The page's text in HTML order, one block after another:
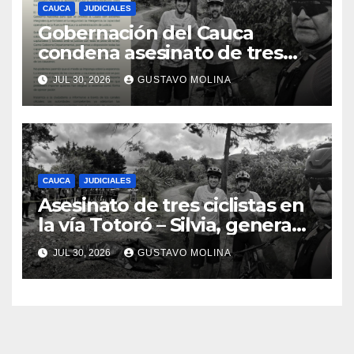
CAUCA JUDICIALES
Gobernación del Cauca
condena asesinato de tres
ciudadanos y exige medidas
urgentes al Gobierno
Nacional
JUL 30, 2026 GUSTAVO MOLINA
CAUCA JUDICIALES
Asesinato de tres ciclistas en
la vía Totoró – Silvia, genera
consternación en el Cauca
JUL 30, 2026 GUSTAVO MOLINA